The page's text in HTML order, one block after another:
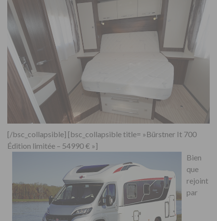
[/bsc_collapsible] [bsc_collapsible title= »Bürstner It 700
Édition limitée – 54990 € »]
Bien
que
rejoint
par